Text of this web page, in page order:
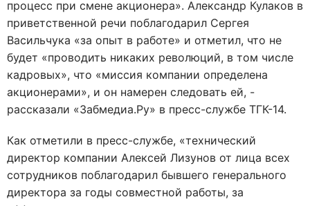
процесс при смене акционера». Александр Кулаков в
приветственной речи поблагодарил Сергея
Васильчука «за опыт в работе» и отметил, что не
будет «проводить никаких революций, в том числе
кадровых», что «миссия компании определена
акционерами», и он намерен следовать ей, -
рассказали «Забмедиа.Ру» в пресс-службе ТГК-14.
Как отметили в пресс-службе, «технический
директор компании Алексей Лизунов от лица всех
сотрудников поблагодарил бывшего генерального
директора за годы совместной работы, за